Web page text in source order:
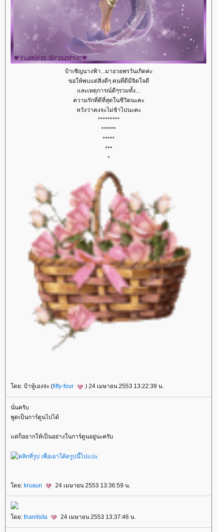
ป้าเชิญนางฟ้า...มาอวยพรวันเกิดค่ะ
ขอให้พบแต่สิ่งดีๆ คนที่ดีมีจิตใจดี
และเหตุการณ์ดีๆรวมทั้ง...
ความรักที่ดีที่สุดในชีวิตนะคะ
หวังว่าคงจะไม่ช้าไปนะคะ
*********
******
*****
***
*
โดย: ป้าหู้เองจ่ะ (fifty-four ) 24 เมษายน 2553 13:22:39 น.
นั่นครับ
พูดเป็นการ์ตูนไปได้
แต่ก็อยากให้เป็นอย่างในการ์ตูนอยู่นะครับ
โดย: kruaun 24 เมษายน 2553 13:36:59 น.
โดย: thanitsita 24 เมษายน 2553 13:37:46 น.